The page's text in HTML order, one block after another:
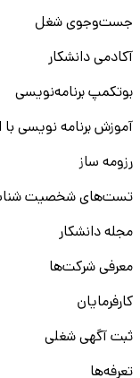
جست‌و‌جوی شغل
آکادمی دانشکار
بوتکمپ برنامه‌نویسی
آموزش برنامه نویسی
رزومه ساز
تست‌های شخصیت
مجله دانشکار
معرفی شرکت‌ها
کارفرمایان
ثبت آگهی شغلی
تعرفه‌ها